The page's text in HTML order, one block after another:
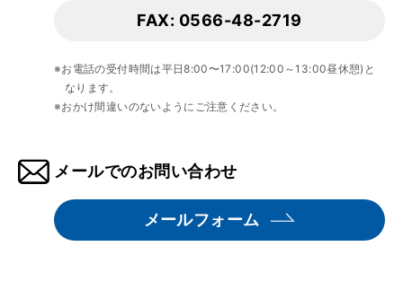
FAX: 0566-48-2719
※お電話の受付時間は平日8:00〜17:00(12:00～13:00昼休憩)と
なります。
※おかけ間違いのないようにご注意ください。
メールでのお問い合わせ
メールフォーム